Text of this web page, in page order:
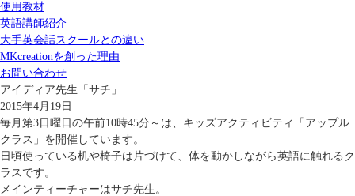
使用教材
英語講師紹介
大手英会話スクールとの違い
MKcreationを創った理由
お問い合わせ
アイディア先生「サチ」
2015年4月19日
毎月第3日曜日の午前10時45分～は、キッズアクティビティ「アップル
クラス」を開催しています。
日頃使っている机や椅子は片づけて、体を動かしながら英語に触れるク
ラスです。
メインティーチャーはサチ先生。